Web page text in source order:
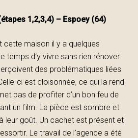
1,2,3,4) – Espoey (64)
cette maison il y a quelques
temps d’y vivre sans rien rénover.
des problématiques liées
ci est cloisonnée, ce qui la rend
pas de profiter d’un bon feu de
un film. La pièce est sombre et
leur goût. Un cachet est présent et
Le travail de l’agence a été